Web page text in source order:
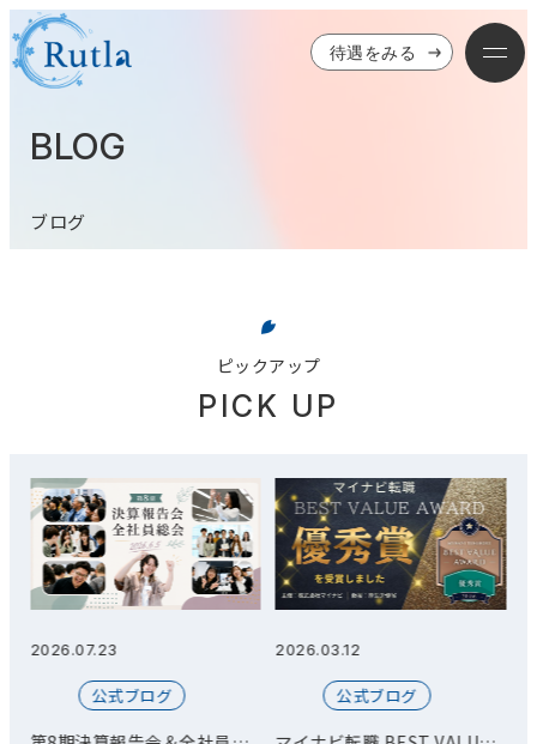
待遇をみる
BLOG
ブログ
ピックアップ
PICK UP
2026.07.23
公式ブログ
2026.03.12
公式ブログ